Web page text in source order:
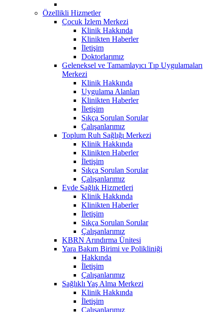
Özellikli Hizmetler
Çocuk İzlem Merkezi
Klinik Hakkında
Klinikten Haberler
İletişim
Doktorlarımız
Geleneksel ve Tamamlayıcı Tıp Uygulamaları
Merkezi
Klinik Hakkında
Uygulama Alanları
Klinikten Haberler
İletişim
Sıkça Sorulan Sorular
Çalışanlarımız
Toplum Ruh Sağlığı Merkezi
Klinik Hakkında
Klinikten Haberler
İletişim
Sıkça Sorulan Sorular
Çalışanlarımız
Evde Sağlık Hizmetleri
Klinik Hakkında
Klinikten Haberler
İletişim
Sıkça Sorulan Sorular
Çalışanlarımız
KBRN Arındırma Ünitesi
Yara Bakım Birimi ve Polikliniği
Hakkında
İletişim
Çalışanlarımız
Sağlıklı Yaş Alma Merkezi
Klinik Hakkında
İletişim
Çalışanlarımız